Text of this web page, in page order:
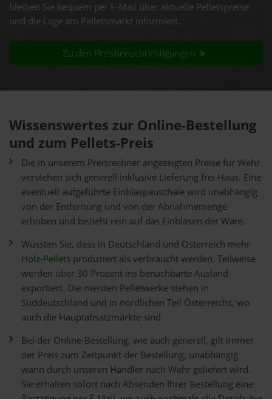
bleiben Sie bequem per E-Mail über aktuelle Pelletspreise
und die Lage am Pelletsmarkt informiert.
Zu den Preisbenachrichtigungen
Wissenswertes zur Online-Bestellung
und zum Pellets-Preis
Die in unserem Preisrechner angezeigten Preise für Wehr
verstehen sich generell inklusive Lieferung frei Haus. Eine
eventuell aufgeführte Einblaspauschale wird unabhängig
von der Entfernung und von der Abnahmemenge
erhoben und bezieht rein auf das Einblasen der Ware.
Wussten Sie, dass in Deutschland und Österreich mehr
Holz-Pellets produziert als verbraucht werden. Teilweise
werden über 30 Prozent ins benachbarte Ausland
exportiert. Die meisten Pelletwerke stehen in
Süddeutschland und in nördlichen Teil Österreichs, wo
auch die Hauptabsatzmärkte sind.
Bei der Online-Bestellung, wie auch generell, gilt immer
der Preis zum Zeitpunkt der Bestellung, unabhängig
wann durch unseren Händler nach Wehr geliefert wird.
Sie erhalten sofort nach Absenden Ihrer Bestellung eine